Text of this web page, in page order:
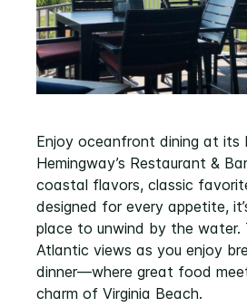
Enjoy oceanfront dining at its
Hemingway’s Restaurant &
coastal flavors, classic
designed for every appetite,
place to unwind by the water.
Atlantic views as you enjoy
dinner—where great food
charm of Virginia Beach.